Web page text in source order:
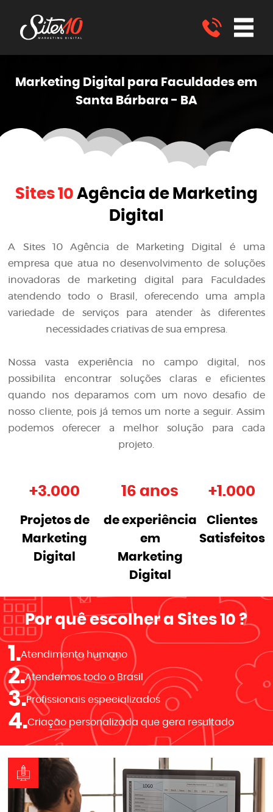
Marketing Digital para Faculdades em
Santa Bárbara - BA
Sites 10 Agência de Marketing
Digital
A Sites 10 Agência de Marketing Digital
é uma
empresa que atua no desenvolvimento de soluções
inovadoras de marketing digital para Faculdades
atendendo todo o Brasil, oferecendo uma ampla
variedade de serviços para atender às diferentes
necessidades criativas de sua empresa.
Nossa vasta experiência no campo digital, nos
possibilita encontrar soluções claras e eficientes
quando nos deparamos com um novo desafio de
nosso cliente, pois já temos um norte a seguir. Assim
podemos oferecer a melhor solução para cada
projeto.
+3.000
Projetos de
Marketing
Digital
16 anos
de experiência
em
Marketing
Digital
+1.000
Clientes
Satisfeitos
Por quê escolher a Sites 10 ?
1.Atendimento humano
2.Atendemos todo o Brasil
3.Profissionais especializados
4.Criação personalizada que gera resultado